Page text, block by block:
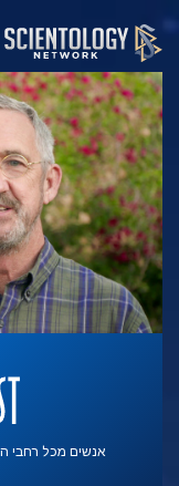
אנשים מכל רחבי